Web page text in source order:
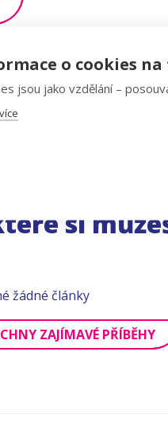
si
žádné články
ZAJÍMAVÉ PŘÍBĚHY
o cookies
jsou jako vzdělání –